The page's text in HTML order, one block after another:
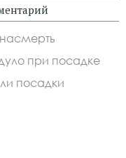
при посадке
посадки